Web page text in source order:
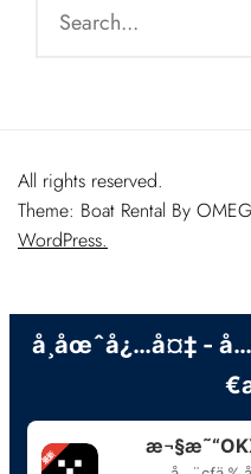
All rights reserved.
Theme: Boat Rental By
WordPress.